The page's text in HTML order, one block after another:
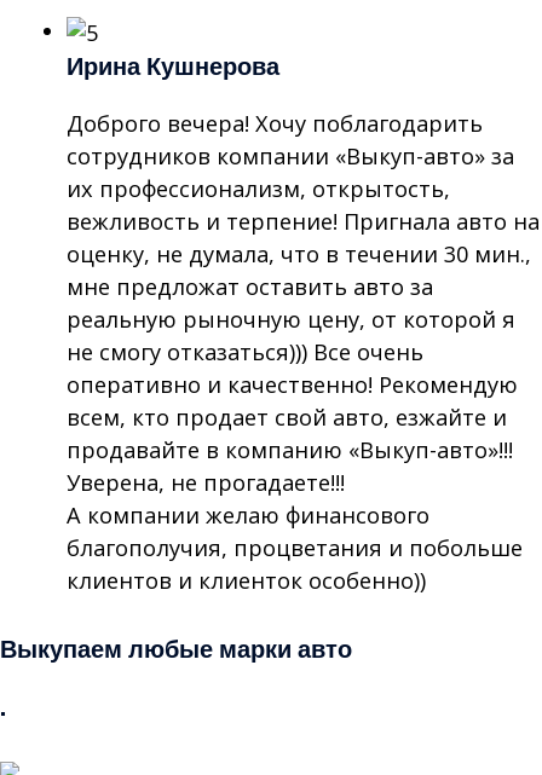
Ирина Кушнерова
Доброго вечера! Хочу поблагодарить
сотрудников компании «Выкуп-авто» за
их профессионализм, открытость,
вежливость и терпение! Пригнала авто на
оценку, не думала, что в течении 30 мин.,
мне предложат оставить авто за
реальную рыночную цену, от которой я
не смогу отказаться))) Все очень
оперативно и качественно! Рекомендую
всем, кто продает свой авто, езжайте и
продавайте в компанию «Выкуп-авто»!!!
Уверена, не прогадаете!!!
А компании желаю финансового
благополучия, процветания и побольше
клиентов и клиенток особенно))
Выкупаем любые марки авто
.